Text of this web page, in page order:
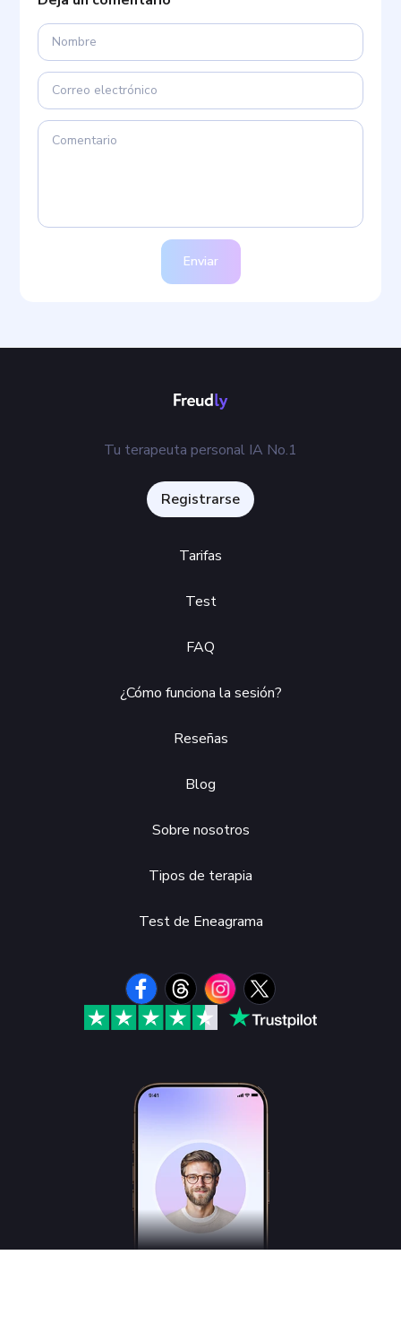
Enviar
Tu terapeuta personal IA No.1
Registrarse
Tarifas
Test
FAQ
¿Cómo funciona la sesión?
Reseñas
Blog
Sobre nosotros
Tipos de terapia
Test de Eneagrama